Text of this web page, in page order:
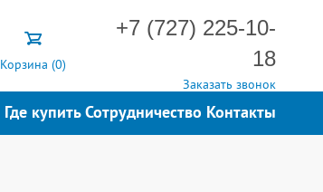
Корзина (0)
+7 (727) 225-10-
18
Заказать звонок
Где купитьСотрудничество Контакты